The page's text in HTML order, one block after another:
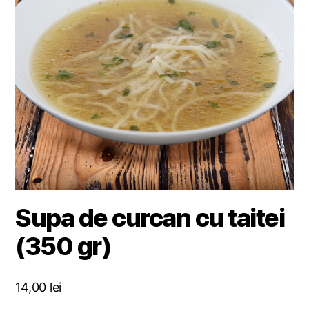
Supa de curcan cu taitei
(350 gr)
14,00 lei